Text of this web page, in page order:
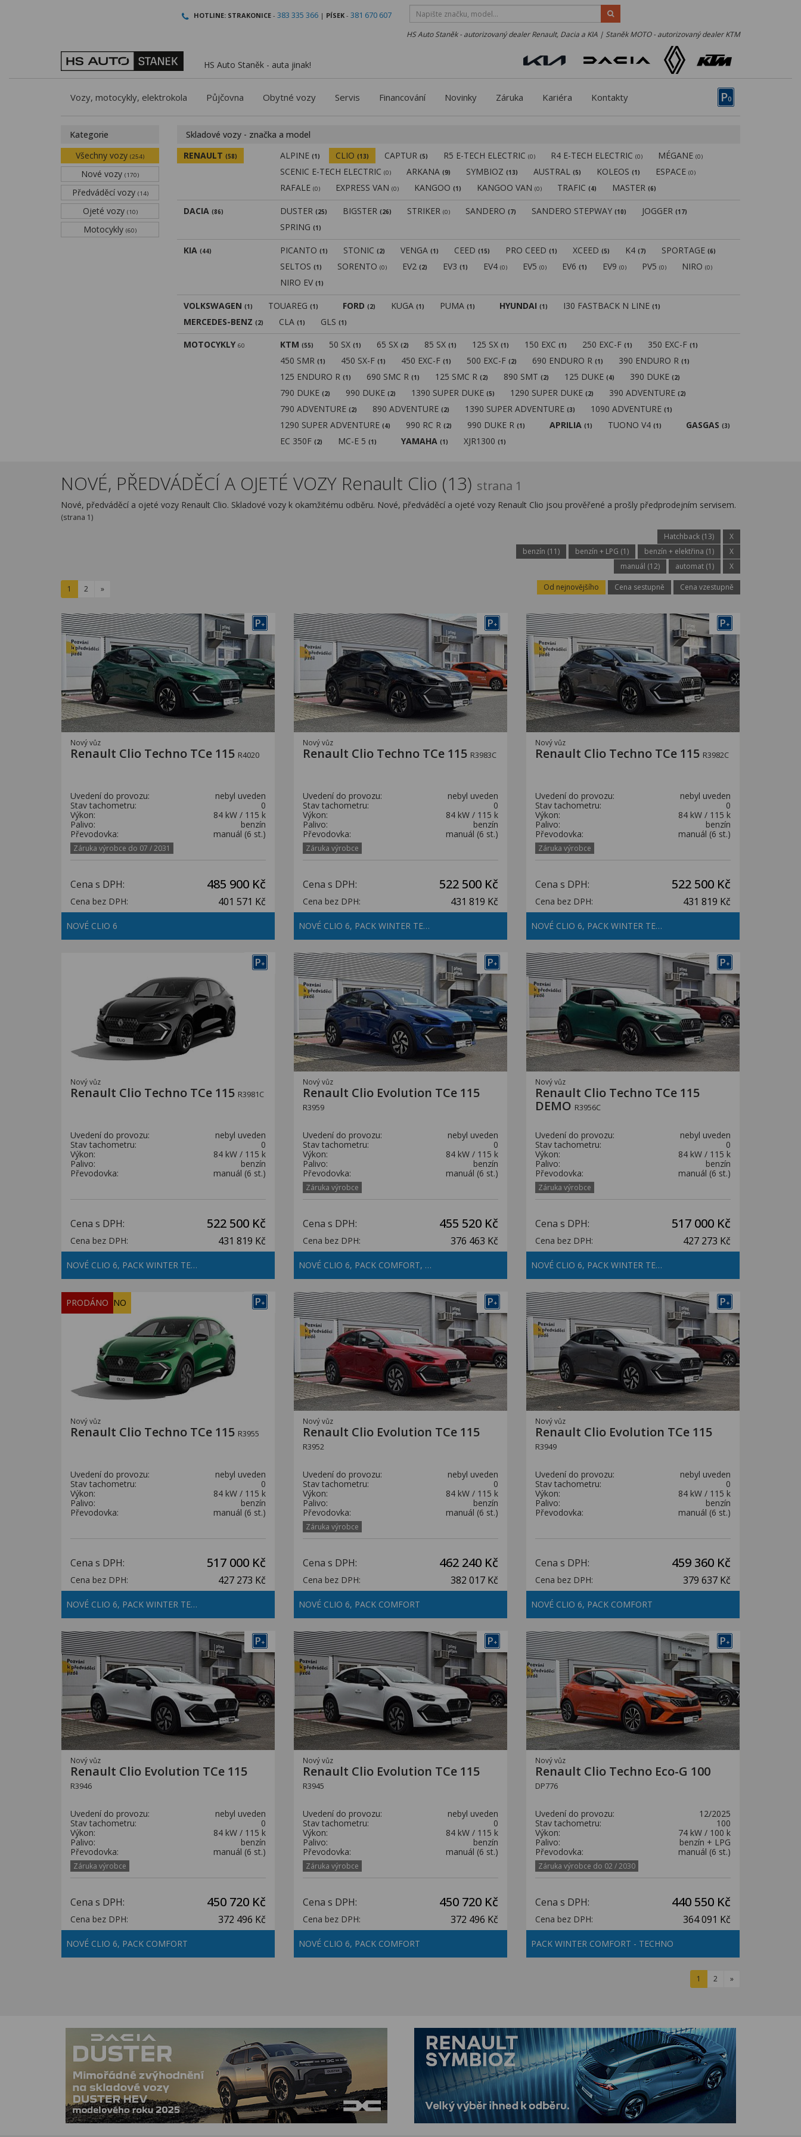
HOTLINE: STRAKONICE - 383 335 366 | PÍSEK - 381 670 607
HS Auto Staněk - autorizovaný dealer Renault, Dacia a KIA | Staněk MOTO - autorizovaný dealer KTM
HS Auto Staněk - auta jinak!
P0
Vozy, motocykly, elektrokola Půjčovna Obytné vozy Servis Financování Novinky Záruka Kariéra Kontakty
Kategorie
Všechny vozy (254)
Nové vozy (170)
Předváděcí vozy (14)
Ojeté vozy (10)
Motocykly (60)
Skladové vozy - značka a model
RENAULT (58) ALPINE(1) CLIO(13) CAPTUR(5) R5 E-TECH ELECTRIC(0) R4 E-TECH ELECTRIC(0) MÉGANE(0)
SCENIC E-TECH ELECTRIC(0) ARKANA(9) SYMBIOZ(13) AUSTRAL(5) KOLEOS(1) ESPACE(0)
RAFALE(0) EXPRESS VAN(0) KANGOO(1) KANGOO VAN(0) TRAFIC(4) MASTER(6)
DACIA (86) DUSTER(25) BIGSTER(26) STRIKER(0) SANDERO(7) SANDERO STEPWAY(10) JOGGER(17)
SPRING(1)
KIA (44) PICANTO(1) STONIC(2) VENGA(1) CEED(15) PRO CEED(1) XCEED(5) K4(7) SPORTAGE(6)
SELTOS(1) SORENTO(0) EV2(2) EV3(1) EV4(0) EV5(0) EV6(1) EV9(0) PV5(0) NIRO(0)
NIRO EV(1)
VOLKSWAGEN (1) TOUAREG (1) FORD (2) KUGA (1) PUMA (1) HYUNDAI (1) I30 FASTBACK N LINE (1)
MERCEDES-BENZ (2) CLA (1) GLS (1)
MOTOCYKLY 60 KTM (55) 50 SX(1) 65 SX(2) 85 SX(1) 125 SX(1) 150 EXC(1) 250 EXC-F(1) 350 EXC-F(1)
450 SMR(1) 450 SX-F(1) 450 EXC-F(1) 500 EXC-F(2) 690 ENDURO R(1) 390 ENDURO R(1)
125 ENDURO R(1) 690 SMC R(1) 125 SMC R(2) 890 SMT(2) 125 DUKE(4) 390 DUKE(2)
790 DUKE(2) 990 DUKE(2) 1390 SUPER DUKE(5) 1290 SUPER DUKE(2) 390 ADVENTURE(2)
790 ADVENTURE(2) 890 ADVENTURE(2) 1390 SUPER ADVENTURE(3) 1090 ADVENTURE(1)
1290 SUPER ADVENTURE(4) 990 RC R(2) 990 DUKE R(1) APRILIA (1) TUONO V4(1) GASGAS (3)
EC 350F(2) MC-E 5(1) YAMAHA (1) XJR1300(1)
NOVÉ, PŘEDVÁDĚCÍ A OJETÉ VOZY Renault Clio (13) strana 1
Nové, předváděcí a ojeté vozy Renault Clio. Skladové vozy k okamžitému odběru. Nové, předváděcí a ojeté vozy Renault Clio jsou prověřené a prošly předprodejním servisem.
(strana 1)
Hatchback (13)
X
benzín (11)
benzín + LPG (1) benzín + elektřina (1)
X
manuál (12)
automat (1) X
1 2 » Od nejnovějšího Cena sestupně Cena vzestupně
P+
Nový vůz
Renault Clio Techno TCe 115 R4020
Uvedení do provozu:
nebyl uveden
Stav tachometru:
0
Výkon:
84 kW / 115 k
Palivo:
benzín
Převodovka:
manuál (6 st.)
Záruka výrobce do 07 / 2031
Cena s DPH: 485 900 Kč
Cena bez DPH: 401 571 Kč
NOVÉ CLIO 6
P+
Nový vůz
Renault Clio Techno TCe 115 R3983C
Uvedení do provozu:
nebyl uveden
Stav tachometru:
0
Výkon:
84 kW / 115 k
Palivo:
benzín
Převodovka:
manuál (6 st.)
Záruka výrobce
Cena s DPH: 522 500 Kč
Cena bez DPH: 431 819 Kč
NOVÉ CLIO 6, PACK WINTER TE…
P+
Nový vůz
Renault Clio Techno TCe 115 R3982C
Uvedení do provozu:
nebyl uveden
Stav tachometru:
0
Výkon:
84 kW / 115 k
Palivo:
benzín
Převodovka:
manuál (6 st.)
Záruka výrobce
Cena s DPH: 522 500 Kč
Cena bez DPH: 431 819 Kč
NOVÉ CLIO 6, PACK WINTER TE…
P+
Nový vůz
Renault Clio Techno TCe 115 R3981C
Uvedení do provozu:
nebyl uveden
Stav tachometru:
0
Výkon:
84 kW / 115 k
Palivo:
benzín
Převodovka:
manuál (6 st.)
Cena s DPH: 522 500 Kč
Cena bez DPH: 431 819 Kč
NOVÉ CLIO 6, PACK WINTER TE…
P+
Nový vůz
Renault Clio Evolution TCe 115
R3959
Uvedení do provozu:
nebyl uveden
Stav tachometru:
0
Výkon:
84 kW / 115 k
Palivo:
benzín
Převodovka:
manuál (6 st.)
Záruka výrobce
Cena s DPH: 455 520 Kč
Cena bez DPH: 376 463 Kč
NOVÉ CLIO 6, PACK COMFORT, …
P+
Nový vůz
Renault Clio Techno TCe 115
DEMO R3956C
Uvedení do provozu:
nebyl uveden
Stav tachometru:
0
Výkon:
84 kW / 115 k
Palivo:
benzín
Převodovka:
manuál (6 st.)
Záruka výrobce
Cena s DPH: 517 000 Kč
Cena bez DPH: 427 273 Kč
NOVÉ CLIO 6, PACK WINTER TE…
P+
REZERVOVÁNO
PRODÁNO
Nový vůz
Renault Clio Techno TCe 115 R3955
Uvedení do provozu:
nebyl uveden
Stav tachometru:
0
Výkon:
84 kW / 115 k
Palivo:
benzín
Převodovka:
manuál (6 st.)
Cena s DPH: 517 000 Kč
Cena bez DPH: 427 273 Kč
NOVÉ CLIO 6, PACK WINTER TE…
P+
Nový vůz
Renault Clio Evolution TCe 115
R3952
Uvedení do provozu:
nebyl uveden
Stav tachometru:
0
Výkon:
84 kW / 115 k
Palivo:
benzín
Převodovka:
manuál (6 st.)
Záruka výrobce
Cena s DPH: 462 240 Kč
Cena bez DPH: 382 017 Kč
NOVÉ CLIO 6, PACK COMFORT
P+
Nový vůz
Renault Clio Evolution TCe 115
R3949
Uvedení do provozu:
nebyl uveden
Stav tachometru:
0
Výkon:
84 kW / 115 k
Palivo:
benzín
Převodovka:
manuál (6 st.)
Cena s DPH: 459 360 Kč
Cena bez DPH: 379 637 Kč
NOVÉ CLIO 6, PACK COMFORT
P+
Nový vůz
Renault Clio Evolution TCe 115
R3946
Uvedení do provozu:
nebyl uveden
Stav tachometru:
0
Výkon:
84 kW / 115 k
Palivo:
benzín
Převodovka:
manuál (6 st.)
Záruka výrobce
Cena s DPH: 450 720 Kč
Cena bez DPH: 372 496 Kč
NOVÉ CLIO 6, PACK COMFORT
P+
Nový vůz
Renault Clio Evolution TCe 115
R3945
Uvedení do provozu:
nebyl uveden
Stav tachometru:
0
Výkon:
84 kW / 115 k
Palivo:
benzín
Převodovka:
manuál (6 st.)
Záruka výrobce
Cena s DPH: 450 720 Kč
Cena bez DPH: 372 496 Kč
NOVÉ CLIO 6, PACK COMFORT
P+
Nový vůz
Renault Clio Techno Eco-G 100
DP776
Uvedení do provozu:
12/2025
Stav tachometru:
100
Výkon:
74 kW / 100 k
Palivo:
benzín + LPG
Převodovka:
manuál (6 st.)
Záruka výrobce do 02 / 2030
Cena s DPH: 440 550 Kč
Cena bez DPH: 364 091 Kč
PACK WINTER COMFORT - TECHNO
1 2 »